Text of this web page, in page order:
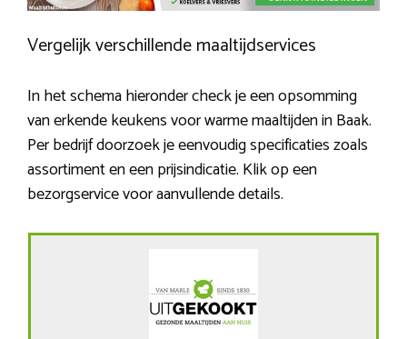
Vergelijk verschillende maaltijdservices
In het schema hieronder check je een opsomming
van erkende keukens voor warme maaltijden in Baak.
Per bedrijf doorzoek je eenvoudig specificaties zoals
assortiment en een prijsindicatie. Klik op een
bezorgservice voor aanvullende details.